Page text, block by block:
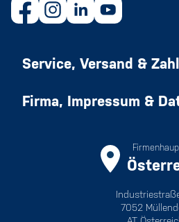
Service, Versand &
Firma, Impressum &
7052